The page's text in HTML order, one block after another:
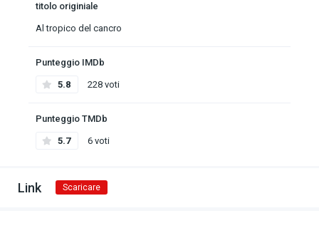
titolo originiale
Al tropico del cancro
Punteggio IMDb
5.8 228 voti
Punteggio TMDb
5.7 6 voti
Link Scaricare